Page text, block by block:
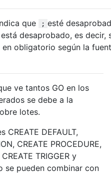
que ; esté
desaprobado, es decir,
obligatorio según la
ve tantos GO en los
se debe a la
lotes.
CREATE DEFAULT,
CREATE PROCEDURE,
TRIGGER y
se pueden combinar con